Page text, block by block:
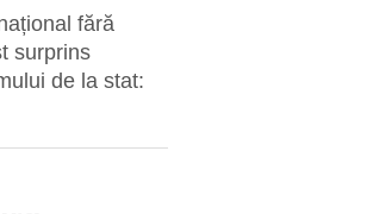
fără
surprins
de la stat: